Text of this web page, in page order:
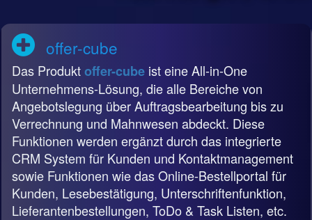
offer-cube
Das Produktoffer-cube ist eine All-in-One
Unternehmens-Lösung, die alle Bereiche von
Angebotslegung über Auftragsbearbeitung bis zu
Verrechnung und Mahnwesen abdeckt. Diese
Funktionen werden ergänzt durch das integrierte
CRM System für Kunden und Kontaktmanagement
sowie Funktionen wie das Online-Bestellportal für
Kunden, Lesebestätigung, Unterschriftenfunktion,
Lieferantenbestellungen, ToDo & Task Listen, etc.